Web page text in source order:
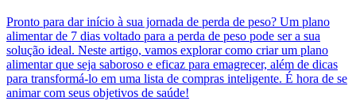
Pronto para dar início à sua jornada de perda de peso? Um plano
alimentar de 7 dias voltado para a perda de peso pode ser a sua
solução ideal. Neste artigo, vamos explorar como criar um plano
alimentar que seja saboroso e eficaz para emagrecer, além de dicas
para transformá-lo em uma lista de compras inteligente. É hora de se
animar com seus objetivos de saúde!